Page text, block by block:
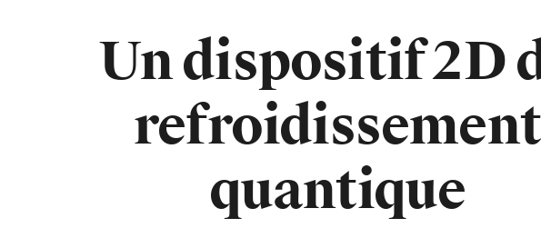
Un dispositif 2D
refroidissement
quantique